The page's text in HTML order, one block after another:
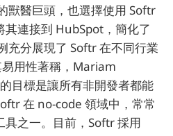
獸醫巨頭，也選擇使用 Softr
連接到 HubSpot，簡化了
充分展現了 Softr 在不同行業
用性著稱，Mariam
目標是讓所有非開發者都能
在 no-code 領域中，常常
之一。目前，Softr 採用